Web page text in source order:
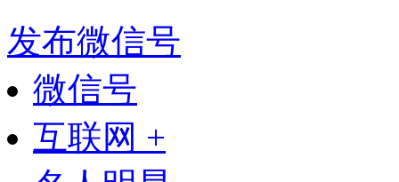
发布微信号
微信号
互联网 +